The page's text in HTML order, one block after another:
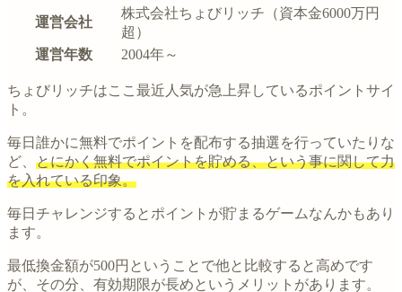
運営会社
株式会社ちょびリッチ（資本金6000万円
超）
運営年数
2004年～
ちょびリッチはここ最近人気が急上昇しているポイントサイ
ト。
毎日誰かに無料でポイントを配布する抽選を行っていたりな
ど、 とにかく無料でポイントを貯める、という事に関して力
を入れている印象。
毎日チャレンジするとポイントが貯まるゲームなんかもあり
ます。
最低換金額が500円ということで他と比較すると高めです
が、その分、有効期限が長めというメリットがあります。